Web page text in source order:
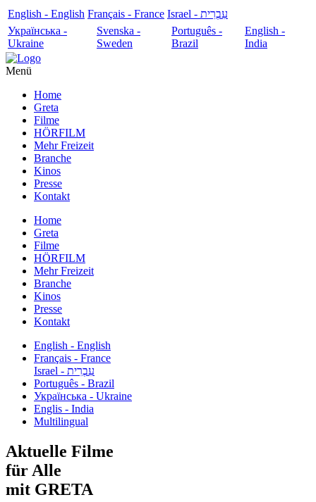
English - English Français - France
עִבְרִית - Israel
Українська -
Ukraine
Svenska -
Sweden
Português -
Brazil
English -
India
Menü
Home
Greta
Filme
HÖRFILM
Mehr Freizeit
Branche
Kinos
Presse
Kontakt
Home
Greta
Filme
HÖRFILM
Mehr Freizeit
Branche
Kinos
Presse
Kontakt
English - English
Français - France
עִבְרִית - Israel
Português - Brazil
Українська - Ukraine
Englis - India
Multilingual
Aktuelle Filme
für Alle
mit GRETA